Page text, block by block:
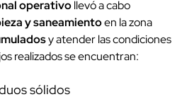
operativollevó a cabo
y saneamientoen la zona
y atender las condiciones
realizados se encuentran:
sólidos